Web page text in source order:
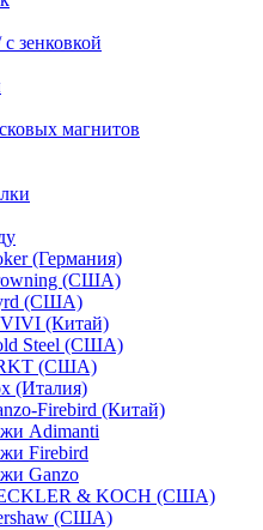
зенковкой
магнитов
(Германия)
(США)
(США)
(Китай)
Steel (США)
(США)
(Италия)
Firebird (Китай)
Adimanti
Firebird
Ganzo
& KOCH (США)
(США)